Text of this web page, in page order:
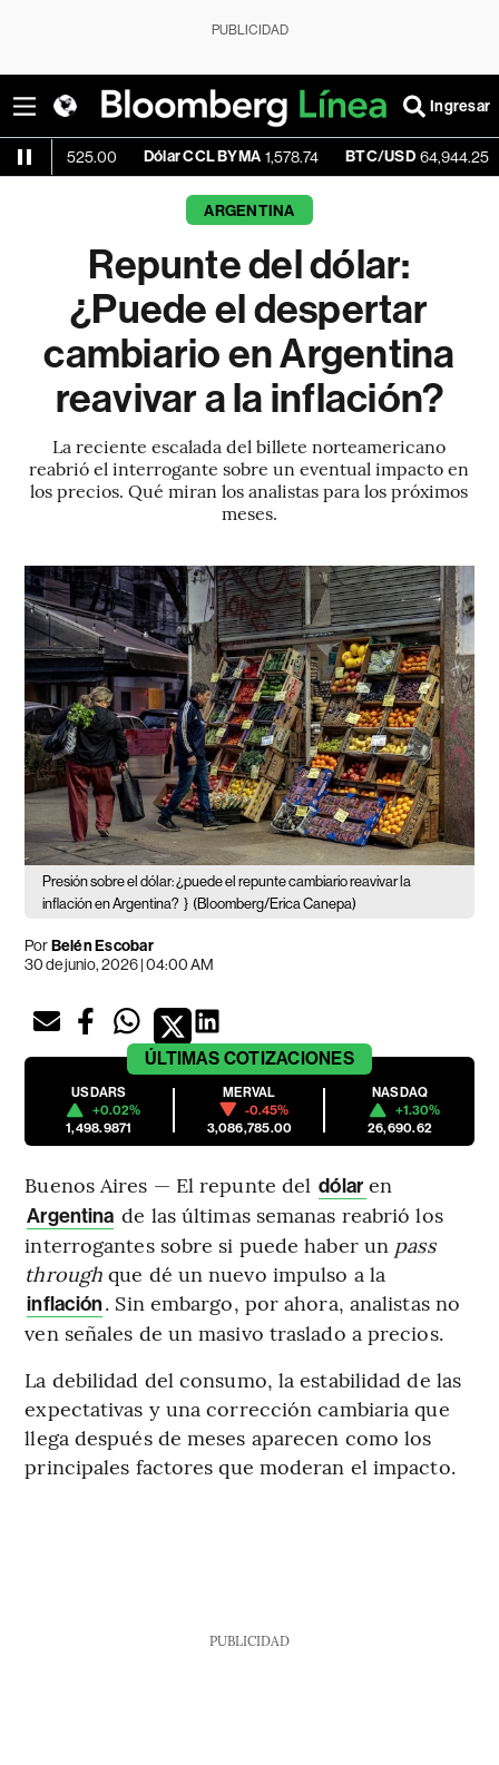
PUBLICIDAD
Ingresar
Dólar CCL BYMA 1,578.74 BTC/USD 64,944.25 +0.01%
ARGENTINA
Repunte del dólar:
¿Puede el despertar
cambiario en Argentina
reavivar a la inflación?
La reciente escalada del billete norteamericano
reabrió el interrogante sobre un eventual impacto en
los precios. Qué miran los analistas para los próximos
meses.
Presión sobre el dólar: ¿puede el repunte cambiario reavivar la
inflación en Argentina? } (Bloomberg/Erica Canepa)
PorBelén Escobar
30 de junio, 2026 | 04:00 AM
ÚLTIMAS COTIZACIONES
USDARS
+0.02%
1,498.9871
MERVAL
-0.45%
3,086,785.00
NASDAQ
+1.30%
26,690.62
Buenos Aires — El repunte del dólar en
Argentina de las últimas semanas reabrió los
interrogantes sobre si puede haber un pass
through que dé un nuevo impulso a la
inflación. Sin embargo, por ahora, analistas no
ven señales de un masivo traslado a precios.
La debilidad del consumo, la estabilidad de las
expectativas y una corrección cambiaria que
llega después de meses aparecen como los
principales factores que moderan el impacto.
PUBLICIDAD